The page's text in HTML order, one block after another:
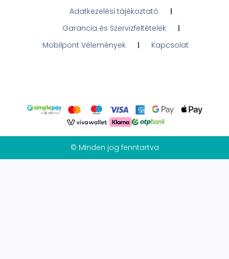
Adatkezelési tájékoztató
Garancia és Szervizfeltételek
Mobilpont Vélemények
Kapcsolat
© Minden jog fenntartva